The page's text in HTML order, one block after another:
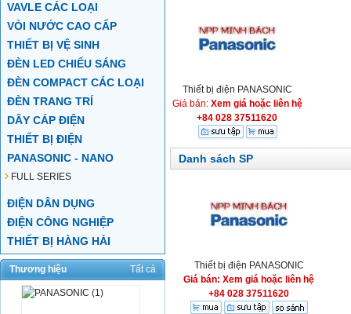
VAVLE CÁC LOẠI
VÒI NƯỚC CAO CẤP
THIẾT BỊ VỆ SINH
ĐÈN LED CHIẾU SÁNG
ĐÈN COMPACT CÁC LOẠI
ĐÈN TRANG TRÍ
DÂY CÁP ĐIỆN
THIẾT BỊ ĐIỆN
PANASONIC - NANO
FULL SERIES
ĐIỆN DÂN DỤNG
ĐIỆN CÔNG NGHIỆP
THIẾT BỊ HÀNG HẢI
Thương hiệu Tất cả
Thiết bị điện PANASONIC
Giá bán: Xem giá hoặc liên hệ
+84 028 37511620
Danh sách SP
Thiết bị điện PANASONIC
Giá bán: Xem giá hoặc liên hệ
+84 028 37511620